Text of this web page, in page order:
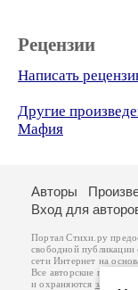
Рецензии
Написать
Другие
Мафия
Авторы
Вход для
Портал Стихи.ру
свободной публикации
сети Интернет на
Все авторские права
и охраняются законом